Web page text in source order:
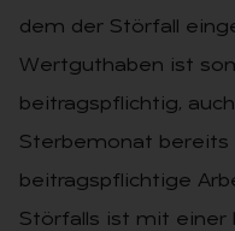
dem der Störfall
Wertguthaben ist
beitragspflichtig,
Sterbemonat bereits
beitragspflichtige
Störfalls ist mit einer